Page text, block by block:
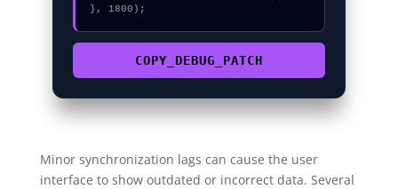
}, 1800);
COPY_DEBUG_PATCH
Minor synchronization lags can cause the user
interface to show outdated or incorrect data. Several